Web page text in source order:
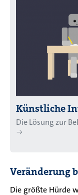
Künstliche
Die Lösung zur
Veränderung
Die größte Hürde